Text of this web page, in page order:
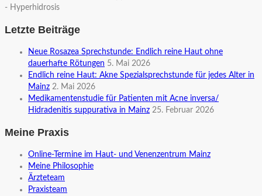
- Hyperhidrosis
Letzte Beiträge
Neue Rosazea Sprechstunde: Endlich reine Haut ohne
dauerhafte Rötungen 5. Mai 2026
Endlich reine Haut: Akne Spezialsprechstunde für jedes Alter in
Mainz 2. Mai 2026
Medikamentenstudie für Patienten mit Acne inversa/
Hidradenitis suppurativa in Mainz 25. Februar 2026
Meine Praxis
Online-Termine im Haut- und Venenzentrum Mainz
Meine Philosophie
Ärzteteam
Praxisteam